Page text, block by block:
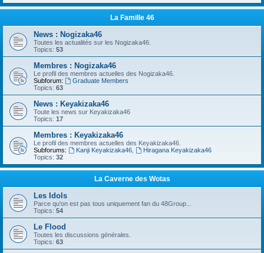
La Famille 46
News : Nogizaka46
Toutes les actualités sur les Nogizaka46.
Topics: 53
Membres : Nogizaka46
Le profil des membres actuelles des Nogizaka46.
Subforum:
Graduate Members
Topics: 63
News : Keyakizaka46
Toute les news sur Keyakizaka46
Topics: 17
Membres : Keyakizaka46
Le profil des membres actuelles des Keyakizaka46.
Subforums:
Kanji Keyakizaka46,
Hiragana Keyakizaka46
Topics: 32
La Caverne des Wotas
Les Idols
Parce qu'on est pas tous uniquement fan du 48Group...
Topics: 54
Le Flood
Toutes les discussions générales.
Topics: 63